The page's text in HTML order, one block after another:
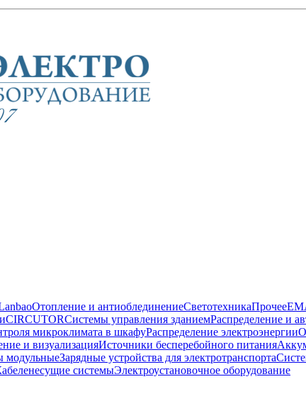
Отопление и антиоблединениеСветотехникаПрочее
CIRCUTORСистемы управления зданиемРаспределение и
микроклимата в шкафуРаспределение электроэнергии
и визуализацияИсточники бесперебойного питания
Зарядные устройства для электротранспорта
системыЭлектроустановочное оборудование